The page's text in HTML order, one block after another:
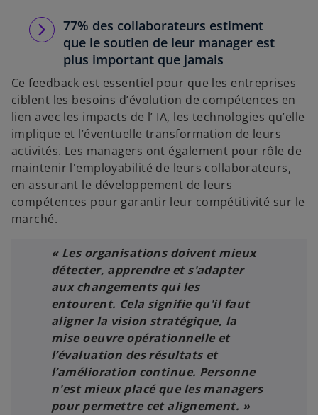
77% des collaborateurs estiment
que le soutien de leur manager est
plus important que jamais
Ce feedback est essentiel pour que les entreprises
ciblent les besoins d’évolution de compétences en
lien avec les impacts de l’ IA, les technologies qu’elle
implique et l’éventuelle transformation de leurs
activités. Les managers ont également pour rôle de
maintenir l'employabilité de leurs collaborateurs,
en assurant le développement de leurs
compétences pour garantir leur compétitivité sur le
marché.
« Les organisations doivent mieux
détecter, apprendre et s'adapter
aux changements qui les
entourent. Cela signifie qu'il faut
aligner la vision stratégique, la
mise oeuvre opérationnelle et
l’évaluation des résultats et
l’amélioration continue. Personne
n'est mieux placé que les managers
pour permettre cet alignement. »